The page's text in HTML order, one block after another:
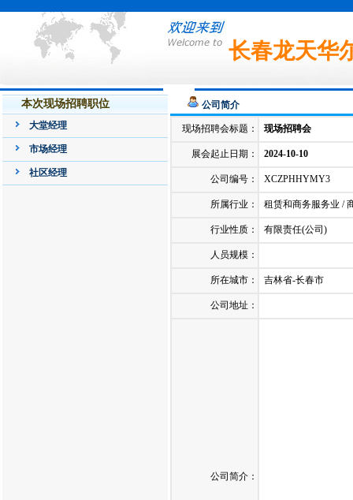
长春龙天华
本次现场招聘职位
大堂经理
市场经理
社区经理
公司简介
现场招聘会标题： 现场招聘会
展会起止日期： 2024-10-10
公司编号： XCZPHHYMY3
所属行业： 租赁和商务服务业 /
行业性质： 有限责任(公司)
人员规模：
所在城市： 吉林省-长春市
公司地址：
公司简介：